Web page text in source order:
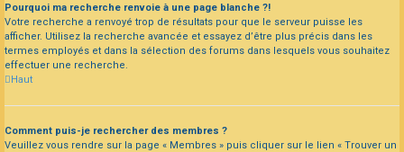
Pourquoi ma recherche renvoie à une page blanche ?!
Votre recherche a renvoyé trop de résultats pour que le serveur puisse les
afficher. Utilisez la recherche avancée et essayez d’être plus précis dans les
termes employés et dans la sélection des forums dans lesquels vous souhaitez
effectuer une recherche.
Haut
Comment puis-je rechercher des membres ?
Veuillez vous rendre sur la page « Membres » puis cliquer sur le lien « Trouver un